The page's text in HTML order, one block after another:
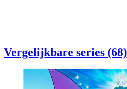
Vergelijkbare series (68)